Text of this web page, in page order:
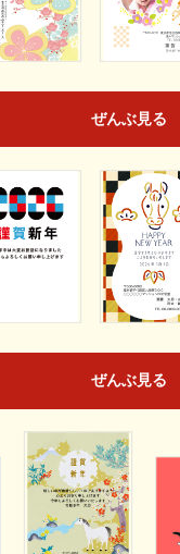
ぜんぶ見る
ぜんぶ見る